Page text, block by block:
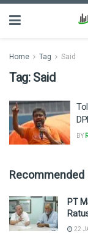
Home Tag Said
Tag: Said
BY
Recommended
PT
22